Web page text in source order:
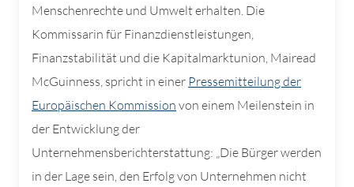
Menschenrechte und Umwelt erhalten. Die
Kommissarin für Finanzdienstleistungen,
Finanzstabilität und die Kapitalmarktunion, Mairead
McGuinness, spricht in einer Pressemitteilung der
Europäischen Kommission von einem Meilenstein in
der Entwicklung der
Unternehmensberichterstattung: „Die Bürger werden
in der Lage sein, den Erfolg von Unternehmen nicht